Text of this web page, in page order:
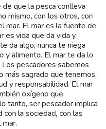
que la pesca conlleva
mismo, con los otros, con
mar. El mar es la fuente de
es vida que da vida y
da algo, nunca te niega
y alimento. El mar te da lo
pescadores sabemos
más sagrado que tenemos
y responsabilidad. El mar
oxígeno que
tanto, ser pescador implica
con la sociedad, con las